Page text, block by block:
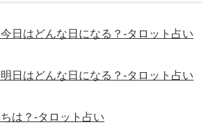
今日はどんな日になる？-タロット占い
明日はどんな日になる？-タロット占い
は？-タロット占い